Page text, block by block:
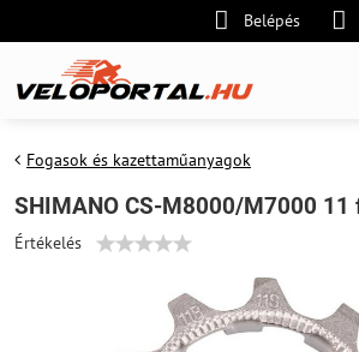
Belépés
Fogasok és kazettaműanyagok
SHIMANO CS-M8000/M7000
Értékelés